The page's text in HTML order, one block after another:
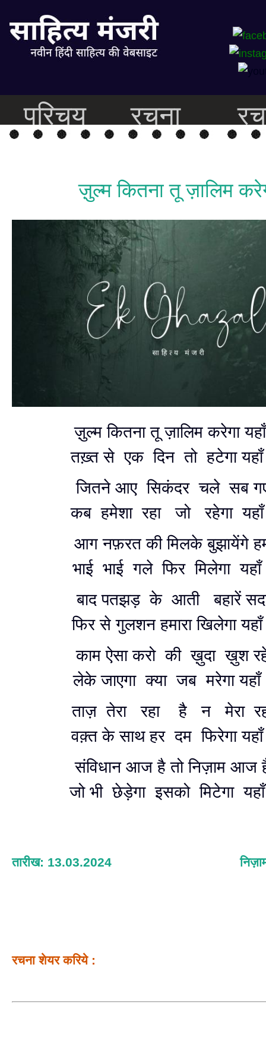
परिचय रचना
ज़ुल्म कितना तू ज़ालिम
ज़ुल्म कितना तू ज़ालिम करेगा
तख़्त से एक दिन तो हटेगा
जितने आए सिकंदर चले सब
कब हमेशा रहा जो रहेगा
आग नफ़रत की मिलके बुझायेंगे
भाई भाई गले फिर मिलेगा
बाद पतझड़ के आती बहारें
फिर से गुलशन हमारा खिलेगा
काम ऐसा करो की ख़ुदा ख़ुश
लेके जाएगा क्या जब मरेगा
ताज़ तेरा रहा है न मेरा
वक़्त के साथ हर दम फिरेगा
संविधान आज है तो निज़ाम आज
जो भी छेड़ेगा इसको मिटेगा
तारीख: 13.03.2024
रचना शेयर करिये :